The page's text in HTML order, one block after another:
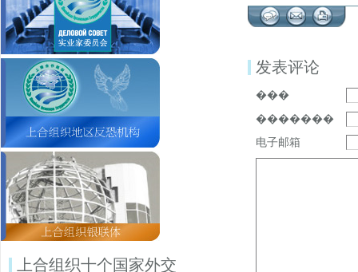
上合组织十个国家外交
发表评论
���
�������
电子邮箱